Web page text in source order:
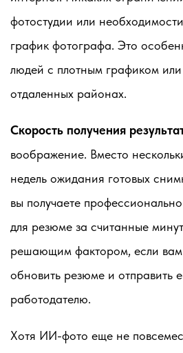
фотостудии или
график фотографа. Это
людей с плотным графиком или
отдаленных районах.
Скорость получения
воображение. Вместо
недель ожидания готовых
вы получаете
для резюме за считанные
решающим фактором, если
обновить резюме и отправить
работодателю.
Хотя ИИ-фото еще не